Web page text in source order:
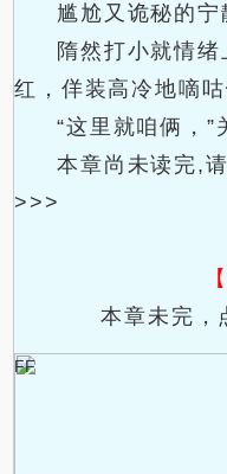
尴尬又诡秘的宁
隋然打小就情
红，佯装高冷地嘀
“这里就咱俩，”
本章尚未读完,
>>>
本章未完，
FF